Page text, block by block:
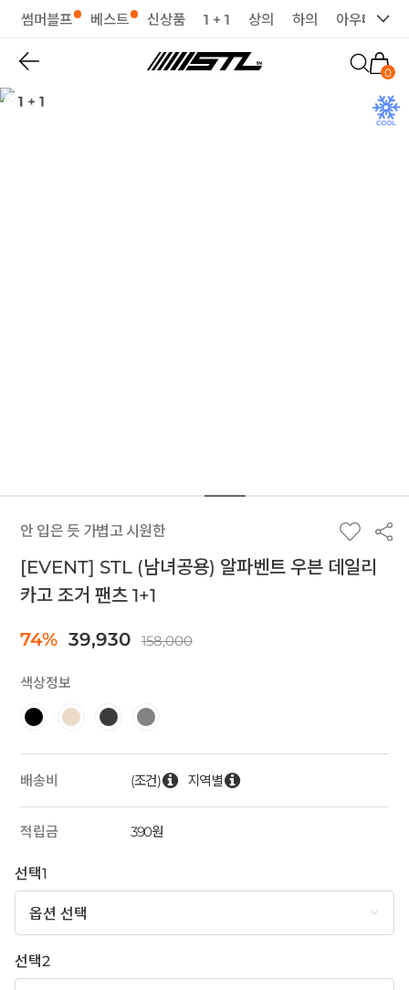
썸머블프 베스트 신상품 1 + 1 상의 하의 아우터
0
안 입은 듯 가볍고 시원한
[EVENT] STL (남녀공용) 알파벤트 우븐 데일리
카고 조거 팬츠 1+1
74% 39,930 158,000
색상정보
배송비 (조건) 지역별
적립금 390원
선택1
선택2